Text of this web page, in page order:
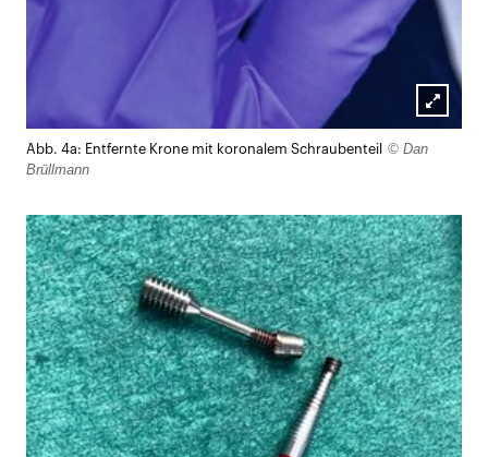
Abb. 4a: Entfernte Krone mit koronalem Schraubenteil
© Dan
Brüllmann